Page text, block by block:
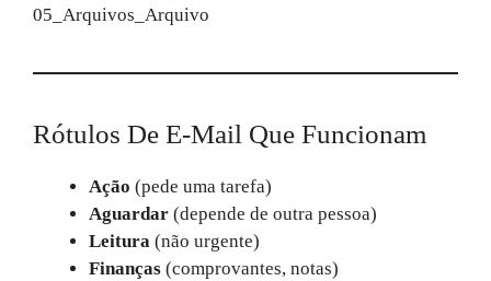
05_Arquivos_Arquivo
Rótulos De E‑mail Que Funcionam
Ação (pede uma tarefa)
Aguardar (depende de outra pessoa)
Leitura (não urgente)
Finanças (comprovantes, notas)